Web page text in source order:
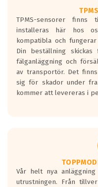
TPMS-sensorer
installeras här hos
kompatibla och
Din beställning
fälganläggning och
av transportör. Det
sig för skador under
kommer att levereras i
Vår helt nya
utrustningen. Från